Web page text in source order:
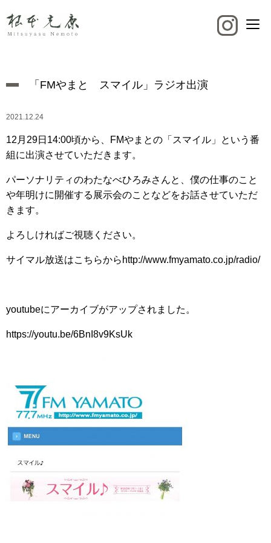
「FMやまと スマイル」ラジオ出演
2021.12.24
12月29日14:00頃から、FMやまとの「スマイル」という番
組に出演させていただきます。
パーソナリティのわたなべひろみさんと、僕の仕事のこと
や年明けに開催する展示会のことなどをお話させていただ
きます。
よろしければご視聴ください。
サイマル放送はこちらから http://www.fmyamato.co.jp/radio/
youtubeにアーカイブがアップされました。
https://youtu.be/6BnI8v9KsUk